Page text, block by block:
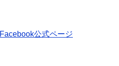
Facebook公式ページ